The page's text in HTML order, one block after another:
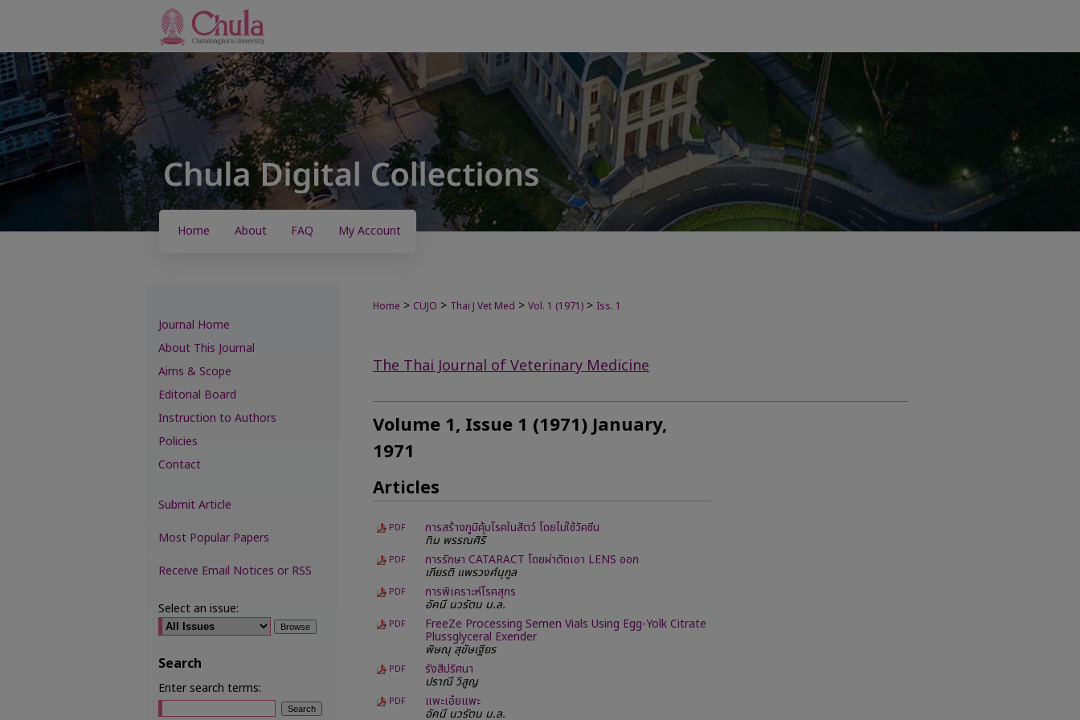
Home About FAQ My Account
Home > CUJO > Thai J Vet Med > Vol. 1 (1971) > Iss. 1
The Thai Journal of Veterinary Medicine
Volume 1, Issue 1 (1971) January,
1971
Articles
PDF การสร้างภูมิคุ้มโรคในสัตว์ โดยไม่ใช้วัคซีน
ทิม พรรณศิริ
PDF การรักษา CATARACT โดยผ่าตัดเอา LENS ออก
เกียรติ แพรวงศ์นุกูล
PDF การพิเคราะห์โรคสุกร
อัคนี นวรัตน ม.ล.
PDF FreeZe Processing Semen Vials Using Egg-Yolk Citrate
Plussglyceral Exender
พิษณุ สุขัษเฐียร
PDF รังสีปริศนา
ปราณี วิสูญ
PDF แพะเอ๋ยแพะ
อัคนี นวรัตน ม.ล.
Journal Home
About This Journal
Aims & Scope
Editorial Board
Instruction to Authors
Policies
Contact
Submit Article
Most Popular Papers
Receive Email Notices or RSS
Select an issue:
Search
Enter search terms: